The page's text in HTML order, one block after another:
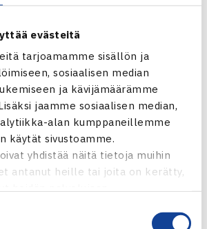
evästeitä
tarjoamamme sisällön ja
sosiaalisen median
ja kävijämäärämme
jaamme sosiaalisen median,
alan kumppaneillemme
käytät sivustoamme.
yhdistää näitä tietoja muihin
antanut heille tai joita on kerätty,
– Junn Mitsuhashi Japani (4.) 75 62
verkossa
verkkosivut